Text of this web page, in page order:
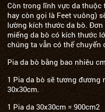
Còn trong lĩnh vực da thuộc
hay còn gọi là Feet vuông)
lường kích thước da bò.
miếng da bò có kích thước
chúng ta vẫn có thể chuyển
Pia da bò bằng bao nhiêu
1 Pia da bò sẽ tương
30x30cm.
1 Pia da 30x30cm = 900cm2